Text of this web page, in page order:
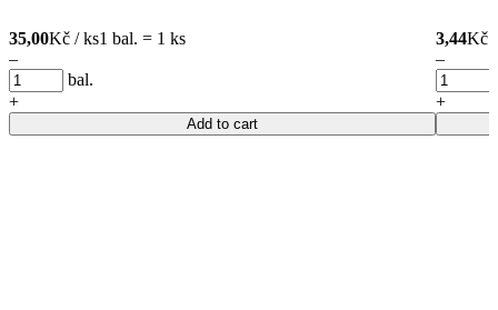
35,00Kč / ks1 bal. = 1 ks
–
bal.
+
Add to cart
3,44Kč
–
+